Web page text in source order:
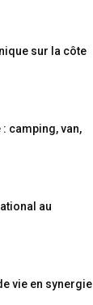
sur la côte
camping, van,
au
vie en synergie